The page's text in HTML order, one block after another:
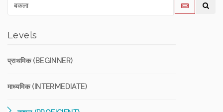
Levels
प्राथमिक (BEGINNER)
माध्यमिक (INTERMEDIATE)